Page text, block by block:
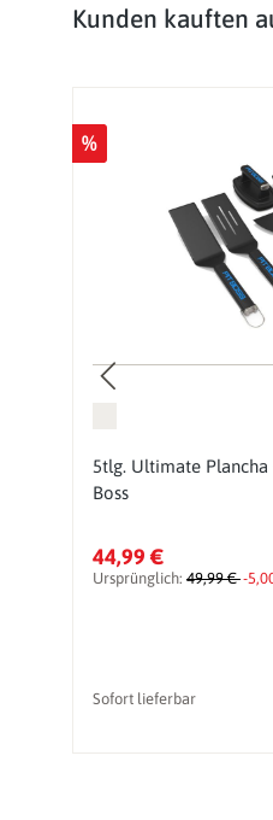
Produktgalerie
Kunden kauften
%
5tlg. Ultimate
Boss
44,99 €
Ursprünglich: 49,99 €-
Sofort lieferbar